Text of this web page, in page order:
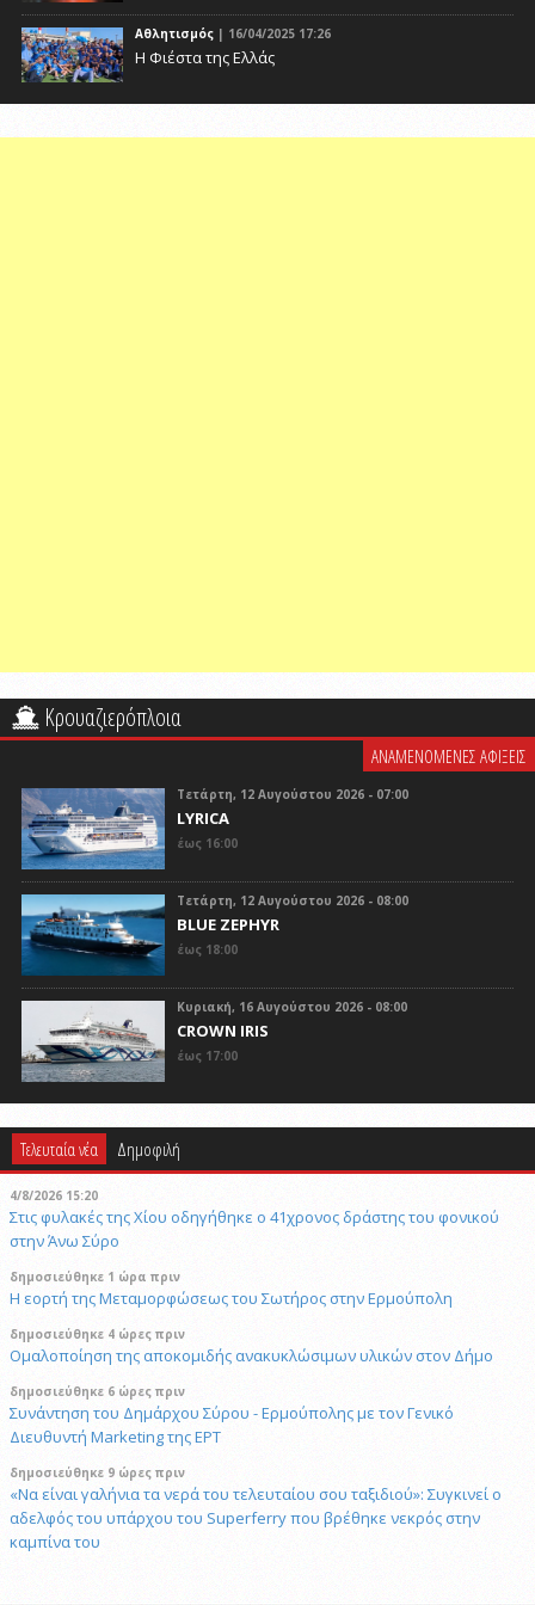
Αθλητισμός | 16/04/2025 17:26
Η Φιέστα της Ελλάς
Κρουαζιερόπλοια
ΑΝΑΜΕΝΟΜΕΝΕΣ ΑΦΙΞΕΙΣ
Τετάρτη, 12 Αυγούστου 2026 - 07:00
LYRICA
έως 16:00
Τετάρτη, 12 Αυγούστου 2026 - 08:00
BLUE ZEPHYR
έως 18:00
Κυριακή, 16 Αυγούστου 2026 - 08:00
CROWN IRIS
έως 17:00
Τελευταία νέα Δημοφιλή
4/8/2026 15:20
Στις φυλακές της Χίου οδηγήθηκε ο 41χρονος δράστης του φονικού
στην Άνω Σύρο
δημοσιεύθηκε 1 ώρα πριν
Η εορτή της Μεταμορφώσεως του Σωτήρος στην Ερμούπολη
δημοσιεύθηκε 4 ώρες πριν
Ομαλοποίηση της αποκομιδής ανακυκλώσιμων υλικών στον Δήμο
δημοσιεύθηκε 6 ώρες πριν
Συνάντηση του Δημάρχου Σύρου - Ερμούπολης με τον Γενικό
Διευθυντή Marketing της ΕΡΤ
δημοσιεύθηκε 9 ώρες πριν
«Να είναι γαλήνια τα νερά του τελευταίου σου ταξιδιού»: Συγκινεί ο
αδελφός του υπάρχου του Superferry που βρέθηκε νεκρός στην
καμπίνα του